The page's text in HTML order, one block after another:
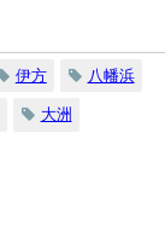
伊方 八幡浜
大洲